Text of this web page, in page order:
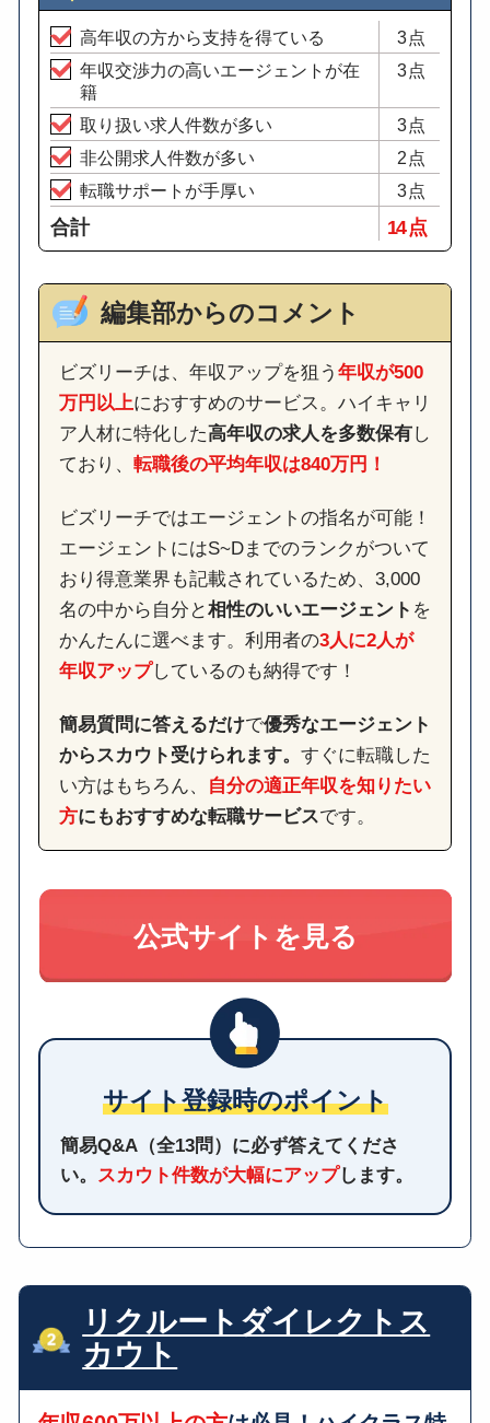
高年収の方から支持を得ている
3点
年収交渉力の高いエージェントが在
籍
3点
取り扱い求人件数が多い
3点
非公開求人件数が多い
2点
転職サポートが手厚い
3点
合計 14 点
編集部からのコメント
ビズリーチは、年収アップを狙う 年収が500
万円以上におすすめのサービス。ハイキャリ
ア人材に特化した高年収の求人を多数保有し
ており、 転職後の平均年収は840万円！
ビズリーチではエージェントの指名が可能！
エージェントにはS~Dまでのランクがついて
おり得意業界も記載されているため、3,000
名の中から自分と相性のいいエージェント を
かんたんに選べます。利用者の3人に2人が
年収アップしているのも納得です！
簡易質問に答えるだけで優秀なエージェント
からスカウト受けられます。 すぐに転職した
い方はもちろん、
自分の適正年収を知りたい
方にもおすすめな転職サービスです。
公式サイトを見る
サイト登録時のポイント
簡易Q&A（全13問）に必ず答えてくださ
い。 スカウト件数が大幅にアップします。
リクルートダイレクトス
カウト